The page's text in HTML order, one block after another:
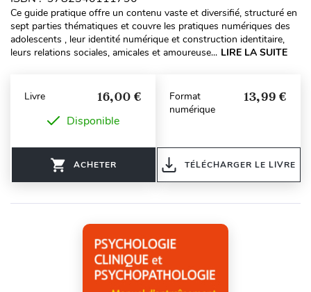
Ce guide pratique offre un contenu vaste et diversifié, structuré en
sept parties thématiques et couvre les pratiques numériques des
adolescents , leur identité numérique et construction identitaire,
leurs relations sociales, amicales et amoureuse... LIRE LA SUITE
Livre 16,00 €
Disponible
ACHETER
Format
numérique
13,99 €
TÉLÉCHARGER LE LIVRE